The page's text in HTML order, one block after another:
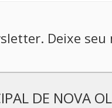
Deixe
DE NOVA